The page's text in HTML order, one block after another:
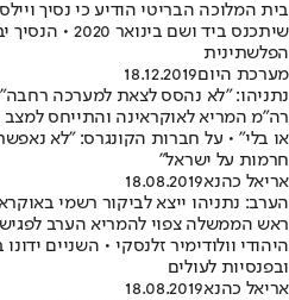
בית המלוכה הבריטי הודיע כי נסיך
שיתכנס ביד ושם
הפלשתינית
מערכת היום18.12.2019
נתניהו: "לא נהסס לצאת למערכה רחבה"
רה"מ המריא לאוקראינה והתייחס
או בלי" • על חברות הקונגרס: "לא
חרמות על ישראל"
אריאל כהנא18.08.2019
הערב: נתניהו ייצא לביקור רשמי
ראש הממשלה צפוי להמריא הערב
היהודי וולודימיר זלנסקי • השניים
ובפנסיות לעולים
אריאל כהנא18.08.2019